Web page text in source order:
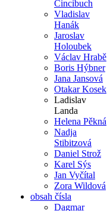
Cincibuch
Vladislav
Hanák
Jaroslav
Holoubek
Václav Hrabě
Boris Hýbner
Jana Jansová
Otakar Kosek
Ladislav
Landa
Helena Pěkná
Nadja
Stibitzová
Daniel Strož
Karel Sýs
Jan Vyčítal
Zora Wildová
obsah čísla
Dagmar